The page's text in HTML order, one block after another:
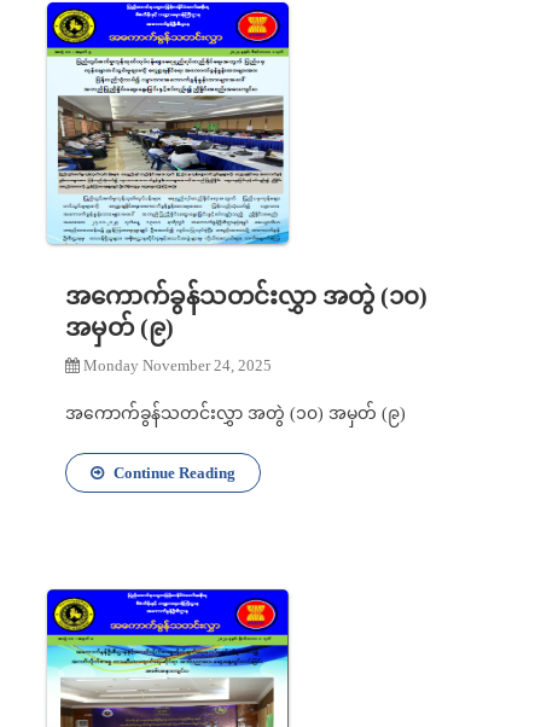
အကောက်ခွန်သတင်းလွှာ အတွဲ (၁၀)
အမှတ် (၉)
Monday November 24, 2025
အကောက်ခွန်သတင်းလွှာ အတွဲ (၁၀) အမှတ် (၉)
Continue Reading